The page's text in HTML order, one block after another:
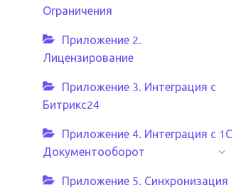
Ограничения
Приложение 2.
Лицензирование
Приложение 3. Интеграция с
Битрикс24
Приложение 4. Интеграция с 1С
Документооборот
Приложение 5. Синхронизация